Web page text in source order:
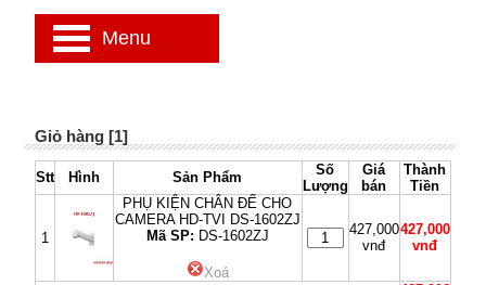
Giỏ hàng [1]
Stt Hình Sản Phẩm
Số
Lượng
Giá
bán
Thành
Tiền
1
PHỤ KIỆN CHÂN ĐẾ CHO
CAMERA HD-TVI DS-1602ZJ
Mã SP: DS-1602ZJ
Xoá
427,000
vnđ
427,000
vnđ
Menu